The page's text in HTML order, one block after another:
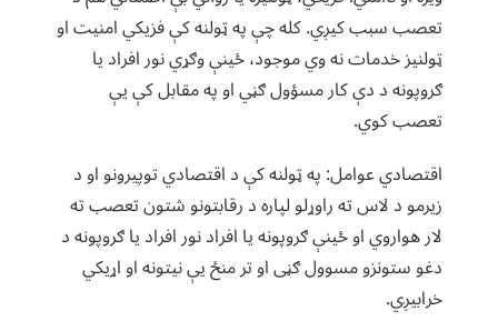
تعصب سبب کیږي. کله چې په ټولنه کې فزیکي امنیت او
ټولنیز خدمات نه وي موجود، ځینې وګړي نور افراد یا
ګروپونه د دې کار مسؤول ګڼي او په مقابل کې یې
تعصب کوي.
اقتصادي عوامل: په ټولنه کې د اقتصادي توپیرونو او د
زیرمو د لاس ته راوړلو لپاره د رقابتونو شتون تعصب ته
لار هواروي او ځینې ګروپونه یا افراد نور افراد یا ګروپونه د
دغو ستونزو مسوول ګڼی او تر منځ یې نیتونه او اړیکي
خرابیږي.